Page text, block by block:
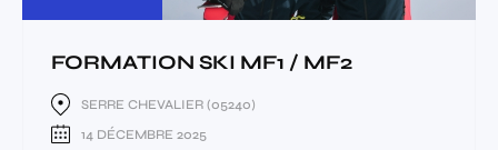
FORMATION SKI MF1 / MF2
SERRE CHEVALIER (05240)
14 DÉCEMBRE 2025